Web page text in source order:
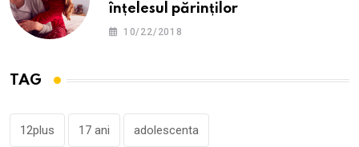
înțelesul părinților
10/22/2018
TAG
12plus 17 ani adolescenta